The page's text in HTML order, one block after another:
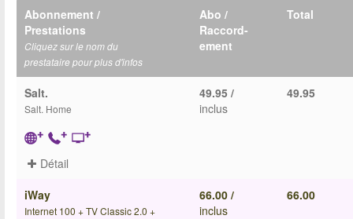
Abonnement /
Prestations
Cliquez sur le nom du
prestataire pour plus d'infos
Abo /
Raccord-
ement
Total
Salt.
Salt. Home
49.95 /
inclus
49.95
Détail
iWay
Internet 100 + TV Classic 2.0 +
66.00 /
inclus
66.00